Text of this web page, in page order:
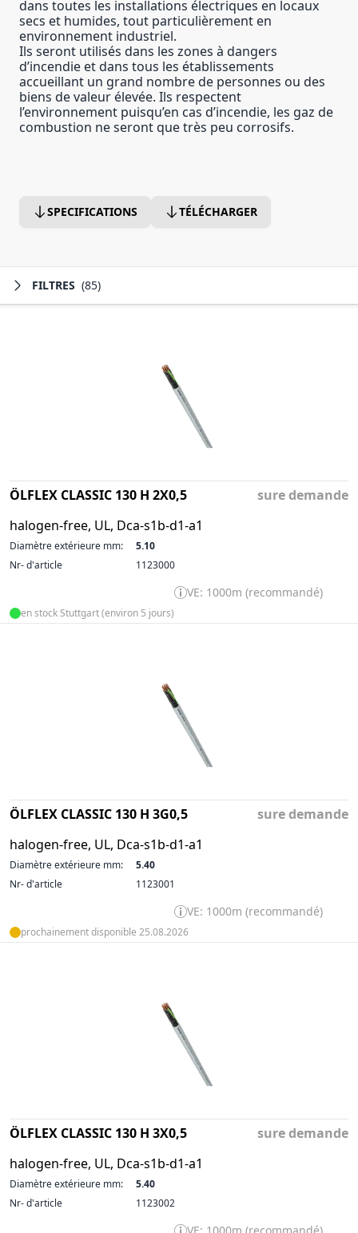
dans toutes les installations électriques en locaux
secs et humides, tout particulièrement en
environnement industriel.
Ils seront utilisés dans les zones à dangers
d’incendie et dans tous les établissements
accueillant un grand nombre de personnes ou des
biens de valeur élevée. Ils respectent
l’environnement puisqu’en cas d’incendie, les gaz de
combustion ne seront que très peu corrosifs.
SPECIFICATIONS TÉLÉCHARGER
FILTRES (85)
ÖLFLEX CLASSIC 130 H 2X0,5
halogen-free, UL, Dca-s1b-d1-a1
sure demande
Diamètre extérieure mm:
5.10
Nr- d'article
1123000
VE: 1000m (recommandé)
en stock Stuttgart (environ 5 jours)
ÖLFLEX CLASSIC 130 H 3G0,5
halogen-free, UL, Dca-s1b-d1-a1
sure demande
Diamètre extérieure mm:
5.40
Nr- d'article
1123001
VE: 1000m (recommandé)
prochainement disponible 25.08.2026
ÖLFLEX CLASSIC 130 H 3X0,5
halogen-free, UL, Dca-s1b-d1-a1
sure demande
Diamètre extérieure mm:
5.40
Nr- d'article
1123002